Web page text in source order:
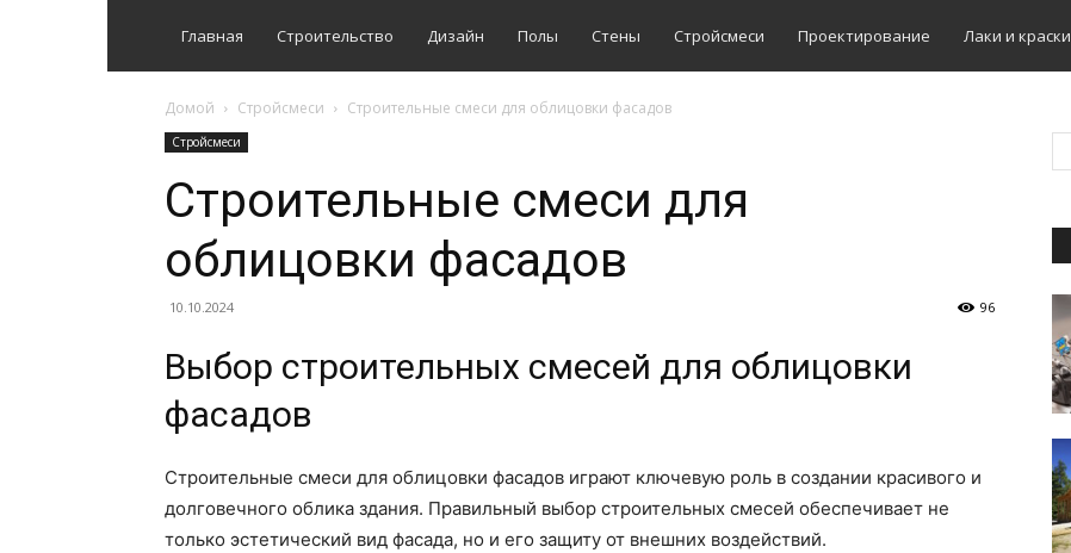
Главная Строительство Дизайн Полы Стены Стройсмеси Проектирование Лаки и краски
Домой Стройсмеси Строительные смеси для облицовки фасадов
Стройсмеси
Строительные смеси для
облицовки фасадов
10.10.2024 96
Выбор строительных смесей для облицовки
фасадов
Строительные смеси для облицовки фасадов играют ключевую роль в создании красивого и
долговечного облика здания. Правильный выбор строительных смесей обеспечивает не
только эстетический вид фасада, но и его защиту от внешних воздействий.